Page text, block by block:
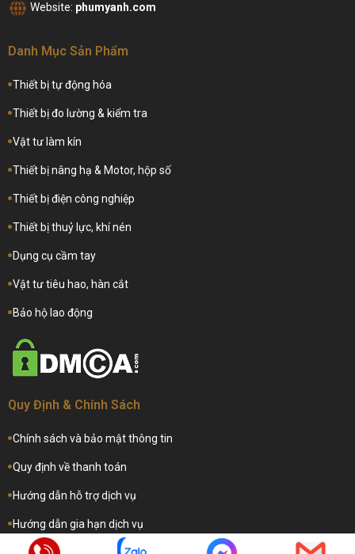
Website: phumyanh.com
Danh Mục Sản Phẩm
Thiết bị tự động hóa
Thiết bị đo lường & kiểm tra
Vật tư làm kín
Thiết bị nâng hạ & Motor, hộp số
Thiết bị điện công nghiệp
Thiết bị thuỷ lực, khí nén
Dụng cụ cầm tay
Vật tư tiêu hao, hàn cắt
Bảo hộ lao động
Quy Định & Chính Sách
Chính sách và bảo mật thông tin
Quy định về thanh toán
Hướng dẫn hỗ trợ dịch vụ
Hướng dẫn gia hạn dịch vụ